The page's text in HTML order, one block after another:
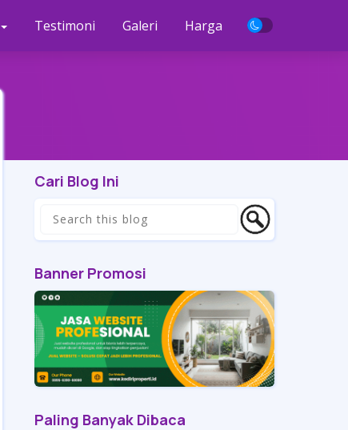
Testimoni Galeri Harga
Cari Blog Ini
Banner Promosi
Paling Banyak Dibaca